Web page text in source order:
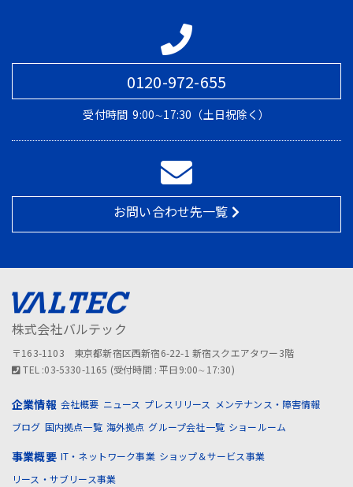
0120-972-655
受付時間 9:00∼17:30（土日祝除く）
お問い合わせ先一覧
株式会社バルテック
〒163-1103 東京都新宿区西新宿6-22-1 新宿スクエアタワー3階
TEL :03-5330-1165 (受付時間 : 平日9:00∼17:30)
企業情報 会社概要 ニュース プレスリリース メンテナンス・障害情報
ブログ 国内拠点一覧 海外拠点 グループ会社一覧 ショールーム
事業概要 IT・ネットワーク事業 ショップ＆サービス事業
リース・サブリース事業